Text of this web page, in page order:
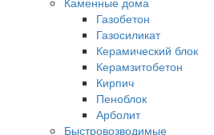
Газобетон
Газосиликат
Керамический блок
Керамзитобетон
Кирпич
Пеноблок
Арболит
Быстровозводимые